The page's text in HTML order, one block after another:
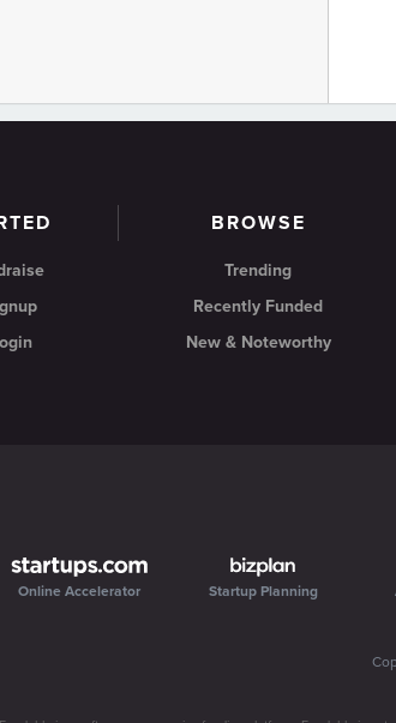
BROWSE
Trending
Recently Funded
New & Noteworthy
Online Accelerator Startup Planning